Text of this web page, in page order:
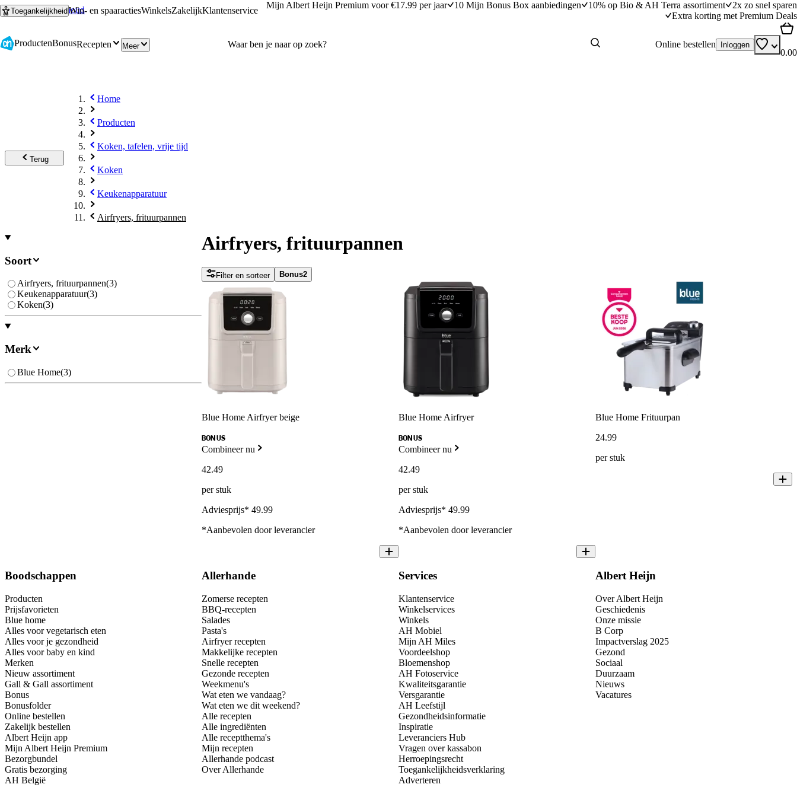
Ga naar hoofdinhoud
Ga naar zoeken
ToegankelijkheidWin- en spaaractiesWinkelsZakelijkKlantenservice
Mijn Albert Heijn Premium voor €17.99 per jaar 10 Mijn Bonus Box aanbiedingen 10% op Bio & AH Terra assortiment
2x zo snel sparen
Extra korting met Premium Deals
ProductenBonusRecepten Meer Online bestellen Inloggen
0.00
Terug
Home
Producten
Koken, tafelen, vrije tijd
Koken
Keukenapparatuur
Airfryers, frituurpannen
Soort
Airfryers, frituurpannen(3)
Keukenapparatuur(3)
Koken(3)
Merk
Blue Home(3)
Airfryers, frituurpannen
Filter en sorteer Bonus2
Blue Home Airfryer beige
BONUS
Combineer nu
42.49
per stuk
Adviesprijs* 49.99
*Aanbevolen door leverancier
Blue Home Airfryer
BONUS
Combineer nu
42.49
per stuk
Adviesprijs* 49.99
*Aanbevolen door leverancier
Blue Home Frituurpan
24.99
per stuk
Boodschappen
Producten
Prijsfavorieten
Blue home
Alles voor vegetarisch eten
Alles voor je gezondheid
Alles voor baby en kind
Merken
Nieuw assortiment
Gall & Gall assortiment
Bonus
Bonusfolder
Online bestellen
Zakelijk bestellen
Albert Heijn app
Mijn Albert Heijn Premium
Bezorgbundel
Gratis bezorging
AH België
Allerhande
Zomerse recepten
BBQ-recepten
Salades
Pasta's
Airfryer recepten
Makkelijke recepten
Snelle recepten
Gezonde recepten
Weekmenu's
Wat eten we vandaag?
Wat eten we dit weekend?
Alle recepten
Alle ingrediënten
Alle receptthema's
Mijn recepten
Allerhande podcast
Over Allerhande
Services
Klantenservice
Winkelservices
Winkels
AH Mobiel
Mijn AH Miles
Voordeelshop
Bloemenshop
AH Fotoservice
Kwaliteitsgarantie
Versgarantie
AH Leefstijl
Gezondheidsinformatie
Inspiratie
Leveranciers Hub
Vragen over kassabon
Herroepingsrecht
Toegankelijkheidsverklaring
Adverteren
Albert Heijn
Over Albert Heijn
Geschiedenis
Onze missie
B Corp
Impactverslag 2025
Gezond
Sociaal
Duurzaam
Nieuws
Vacatures